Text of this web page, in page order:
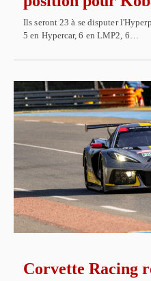
Ils seront 23 à se disputer
5 en Hypercar, 6 en LMP2, 6…
Corvette Racing